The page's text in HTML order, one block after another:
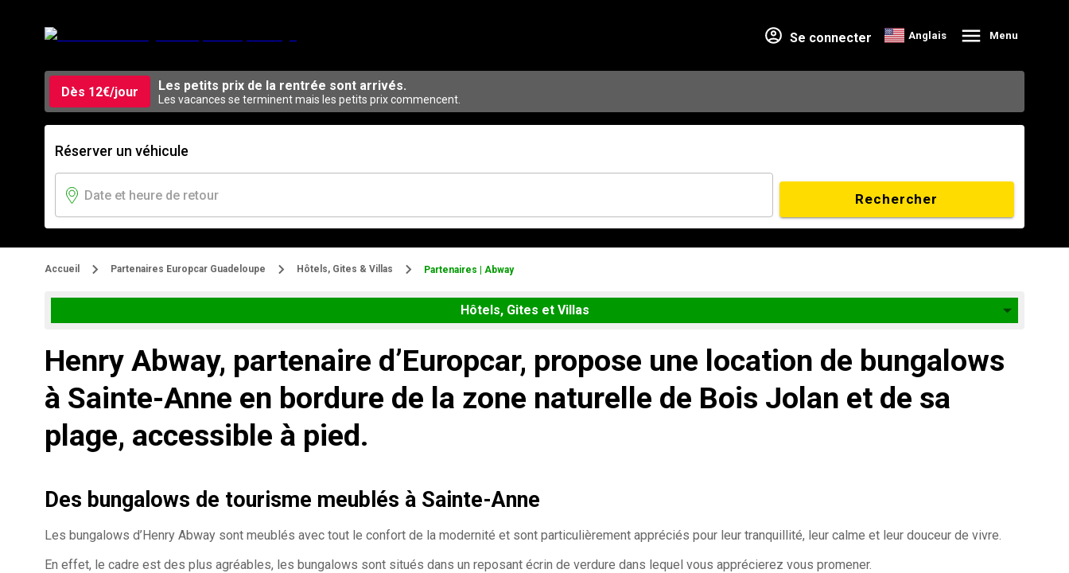
Se connecter Anglais Menu
Dès 12€/jour Les petits prix de la rentrée sont arrivés.
Les vacances se terminent mais les petits prix commencent.
Réserver un véhicule
Rechercher
Accueil Partenaires Europcar Guadeloupe Hôtels, Gites & Villas Partenaires | Abway
Hôtels, Gites et Villas
Henry Abway, partenaire d’Europcar, propose une location de bungalows
à Sainte-Anne en bordure de la zone naturelle de Bois Jolan et de sa
plage, accessible à pied.
Des bungalows de tourisme meublés à Sainte-Anne
Les bungalows d’Henry Abway sont meublés avec tout le confort de la modernité et sont particulièrement appréciés pour leur tranquillité, leur calme et leur douceur de vivre.
En effet, le cadre est des plus agréables, les bungalows sont situés dans un reposant écrin de verdure dans lequel vous apprécierez vous promener.